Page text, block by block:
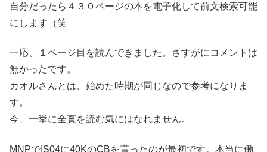
自分だったら４３０ページの本を電子化して前文検索可能
にします（笑
一応、１ページ目を読んできました。さすがにコメントは
無かったです。
カオルさんとは、始めた時期が同じなので参考になりま
す。
今、一挙に全頁を読む気にはなれません。
MNPでIS04に40KのCBを貰ったのが最初です。本当に働